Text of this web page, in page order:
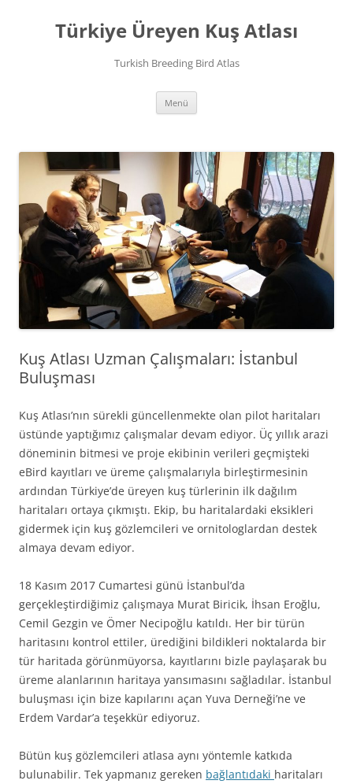
Türkiye Üreyen Kuş Atlası
Turkish Breeding Bird Atlas
Menü
Kuş Atlası Uzman Çalışmaları: İstanbul
Buluşması
Kuş Atlası’nın sürekli güncellenmekte olan pilot haritaları
üstünde yaptığımız çalışmalar devam ediyor. Üç yıllık arazi
döneminin bitmesi ve proje ekibinin verileri geçmişteki
eBird kayıtları ve üreme çalışmalarıyla birleştirmesinin
ardından Türkiye’de üreyen kuş türlerinin ilk dağılım
haritaları ortaya çıkmıştı. Ekip, bu haritalardaki eksikleri
gidermek için kuş gözlemcileri ve ornitologlardan destek
almaya devam ediyor.
18 Kasım 2017 Cumartesi günü İstanbul’da
gerçekleştirdiğimiz çalışmaya Murat Biricik, İhsan Eroğlu,
Cemil Gezgin ve Ömer Necipoğlu katıldı. Her bir türün
haritasını kontrol ettiler, ürediğini bildikleri noktalarda bir
tür haritada görünmüyorsa, kayıtlarını bizle paylaşarak bu
üreme alanlarının haritaya yansımasını sağladılar. İstanbul
buluşması için bize kapılarını açan Yuva Derneği’ne ve
Erdem Vardar’a teşekkür ediyoruz.
Bütün kuş gözlemcileri atlasa aynı yöntemle katkıda
bulunabilir. Tek yapmanız gereken bağlantıdaki haritaları